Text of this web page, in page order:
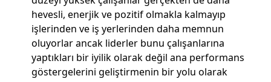
hevesli, enerjik ve pozitif olmakla kalmayıp
işlerinden ve iş yerlerinden daha memnun
oluyorlar ancak liderler bunu çalışanlarına
yaptıkları bir iyilik olarak değil ana performans
göstergelerini geliştirmenin bir yolu olarak